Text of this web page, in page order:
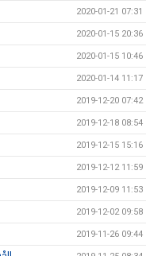
2020-01-21 07:31
2020-01-15 20:36
2020-01-15 10:46
2020-01-14 11:17
2019-12-20 07:42
2019-12-18 08:54
2019-12-15 15:16
2019-12-12 11:59
2019-12-09 11:53
2019-12-02 09:58
2019-11-26 09:44